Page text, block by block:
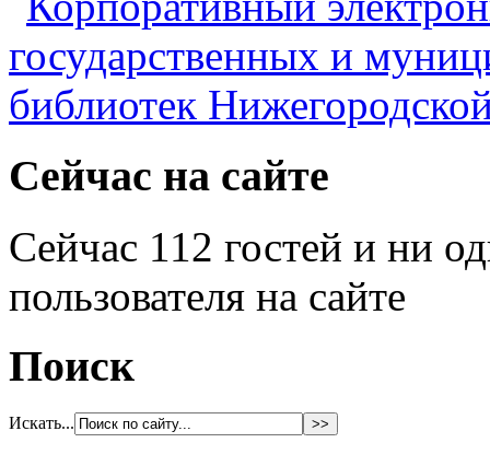
Сейчас на сайте
Сейчас 112 гостей и ни
пользователя на сайте
Поиск
Искать...